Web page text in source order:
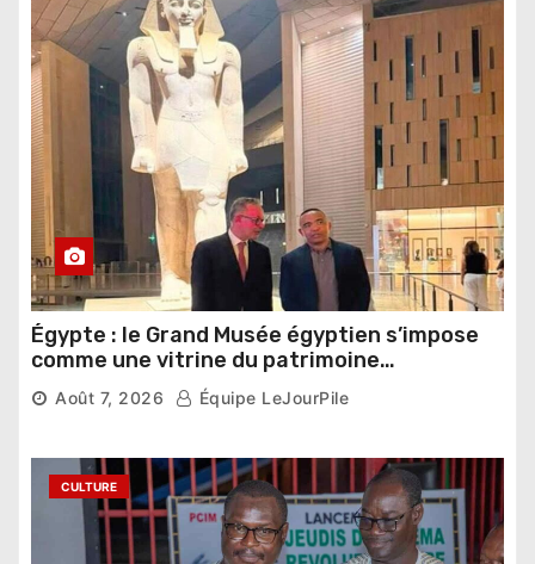
Égypte : le Grand Musée égyptien s’impose
comme une vitrine du patrimoine
pharaonique auprès des dirigeants
étrangers
Août 7, 2026 Équipe LeJourPile
CULTURE